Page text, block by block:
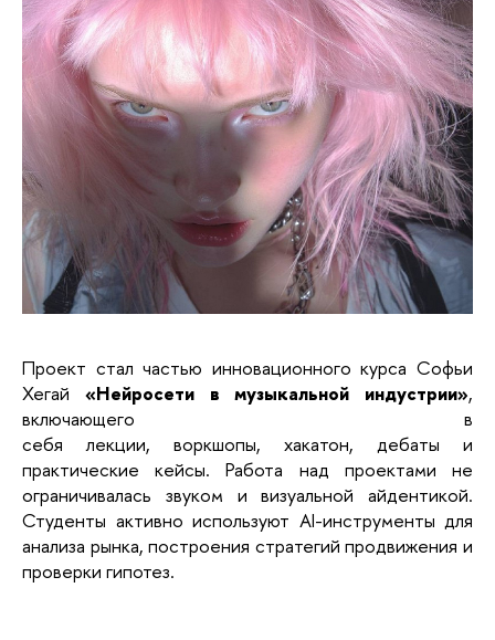
Проект стал частью инновационного курса Софьи
Хегай «Нейросети в музыкальной индустрии»,
включающего в
себя лекции, воркшопы, хакатон, дебаты и
практические кейсы. Работа над проектами не
ограничивалась звуком и визуальной айдентикой.
Студенты активно используют AI-инструменты для
анализа рынка, построения стратегий продвижения и
проверки гипотез.